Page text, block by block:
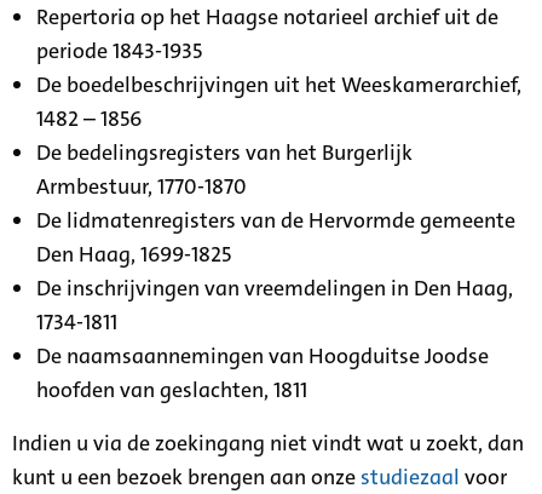
Repertoria op het Haagse notarieel archief uit de
periode 1843-1935
De boedelbeschrijvingen uit het Weeskamerarchief,
1482 – 1856
De bedelingsregisters van het Burgerlijk
Armbestuur, 1770-1870
De lidmatenregisters van de Hervormde gemeente
Den Haag, 1699-1825
De inschrijvingen van vreemdelingen in Den Haag,
1734-1811
De naamsaannemingen van Hoogduitse Joodse
hoofden van geslachten, 1811
Indien u via de zoekingang niet vindt wat u zoekt, dan
kunt u een bezoek brengen aan onze studiezaal voor